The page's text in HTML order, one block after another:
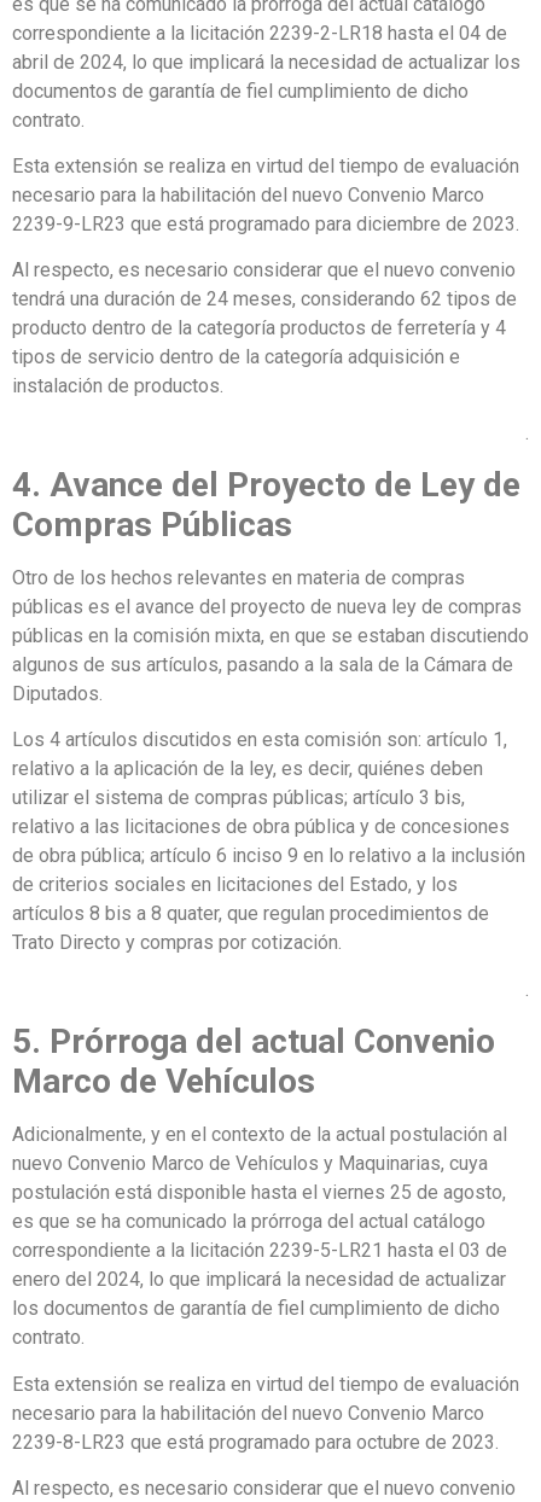
correspondiente a la licitación 2239-2-LR18 hasta el 04 de
abril de 2024, lo que implicará la necesidad de actualizar los
documentos de garantía de fiel cumplimiento de dicho
contrato.
Esta extensión se realiza en virtud del tiempo de evaluación
necesario para la habilitación del nuevo Convenio Marco
2239-9-LR23 que está programado para diciembre de 2023.
Al respecto, es necesario considerar que el nuevo convenio
tendrá una duración de 24 meses, considerando 62 tipos de
producto dentro de la categoría productos de ferretería y 4
tipos de servicio dentro de la categoría adquisición e
instalación de productos.
4. Avance del Proyecto de Ley de
Compras Públicas
Otro de los hechos relevantes en materia de compras
públicas es el avance del proyecto de nueva ley de compras
públicas en la comisión mixta, en que se estaban discutiendo
algunos de sus artículos, pasando a la sala de la Cámara de
Diputados.
Los 4 artículos discutidos en esta comisión son: artículo 1,
relativo a la aplicación de la ley, es decir, quiénes deben
utilizar el sistema de compras públicas; artículo 3 bis,
relativo a las licitaciones de obra pública y de concesiones
de obra pública; artículo 6 inciso 9 en lo relativo a la inclusión
de criterios sociales en licitaciones del Estado, y los
artículos 8 bis a 8 quater, que regulan procedimientos de
Trato Directo y compras por cotización.
.
5. Prórroga del actual Convenio
Marco de Vehículos
Adicionalmente, y en el contexto de la actual postulación al
nuevo Convenio Marco de Vehículos y Maquinarias, cuya
postulación está disponible hasta el viernes 25 de agosto,
es que se ha comunicado la prórroga del actual catálogo
correspondiente a la licitación 2239-5-LR21 hasta el 03 de
enero del 2024, lo que implicará la necesidad de actualizar
los documentos de garantía de fiel cumplimiento de dicho
contrato.
Esta extensión se realiza en virtud del tiempo de evaluación
necesario para la habilitación del nuevo Convenio Marco
2239-8-LR23 que está programado para octubre de 2023.
Al respecto, es necesario considerar que el nuevo convenio